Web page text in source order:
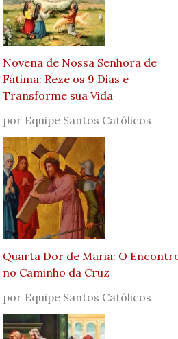
Novena de Nossa Senhora de
Fátima: Reze os 9 Dias e
Transforme sua Vida
por Equipe Santos Católicos
Quarta Dor de Maria: O
no Caminho da Cruz
por Equipe Santos Católicos